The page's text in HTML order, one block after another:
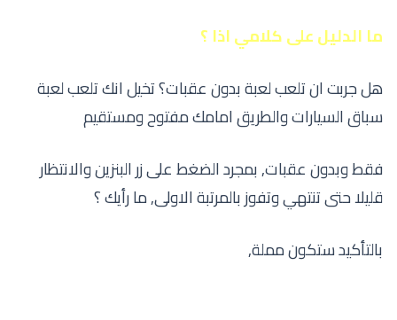
ما الدليل على كلامي اذا ؟
هل جربت ان تلعب لعبة بدون عقبات؟ تخيل انك تلعب لعبة
سباق السيارات والطريق امامك مفتوح ومستقيم
فقط وبدون عقبات, بمجرد الضغط على زر البنزين والانتظار
قليلا حتى تنتهي وتفوز بالمرتبة الاولى, ما رأيك ؟
بالتأكيد ستكون مملة,